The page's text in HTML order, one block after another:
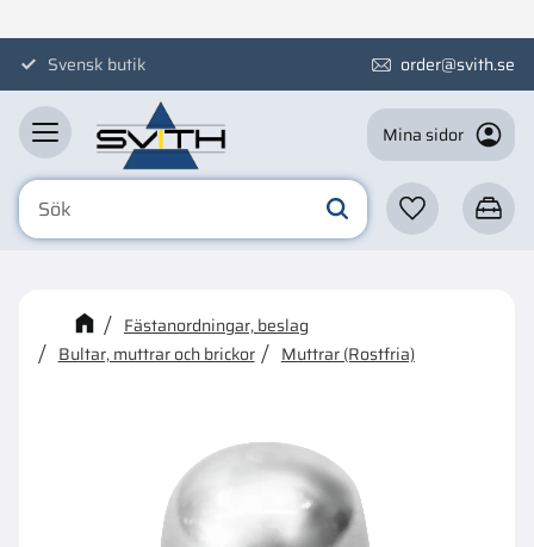
MenySvensk butik order@svith.se
Mina sidor
Favoriter
Kanske någon av dessa
produkter kan intressera dig?
Fästanordningar, beslag
Bultar, muttrar och brickor
Muttrar (Rostfria)